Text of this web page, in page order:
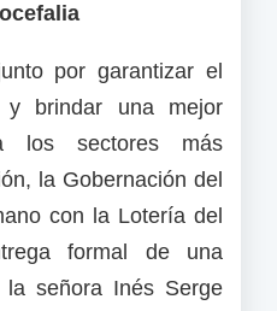
por garantizar el
brindar una mejor
los sectores más
la Gobernación del
con la Lotería del
formal de una
señora Inés Serge